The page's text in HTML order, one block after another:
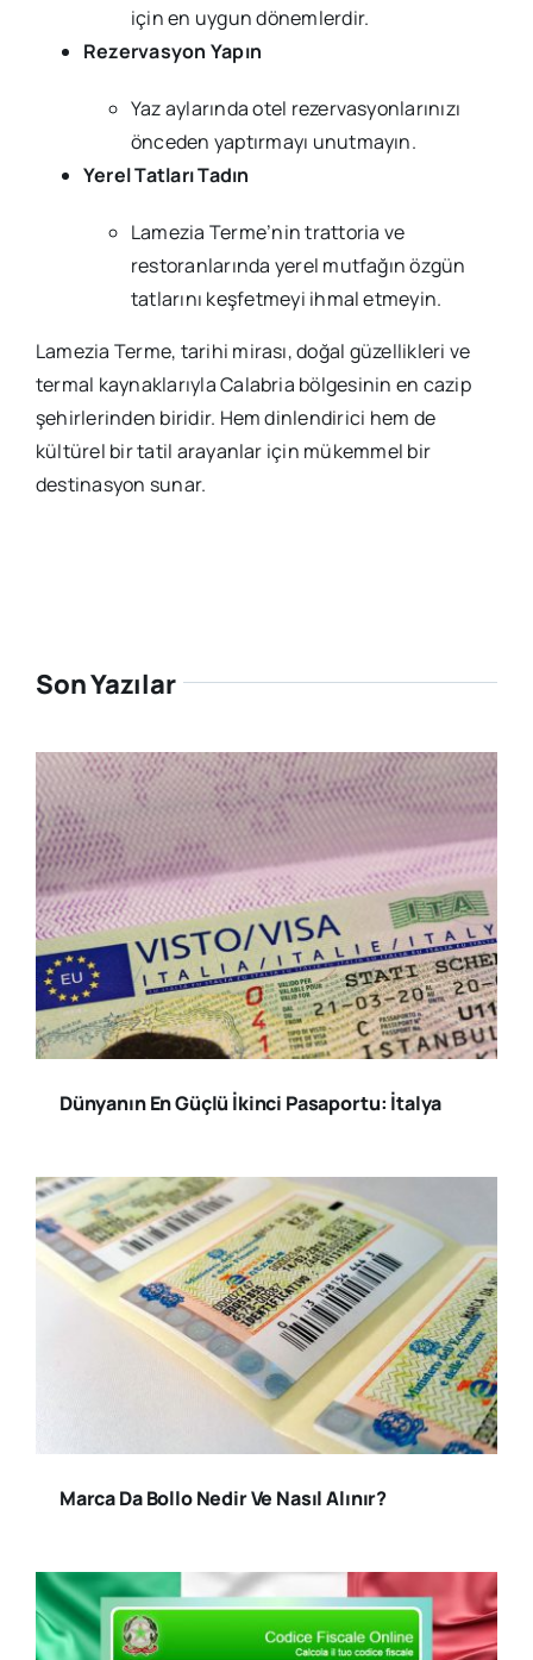
için en uygun dönemlerdir.
Rezervasyon Yapın
Yaz aylarında otel rezervasyonlarınızı
önceden yaptırmayı unutmayın.
Yerel Tatları Tadın
Lamezia Terme’nin trattoria ve
restoranlarında yerel mutfağın özgün
tatlarını keşfetmeyi ihmal etmeyin.
Lamezia Terme, tarihi mirası, doğal güzellikleri ve
termal kaynaklarıyla Calabria bölgesinin en cazip
şehirlerinden biridir. Hem dinlendirici hem de
kültürel bir tatil arayanlar için mükemmel bir
destinasyon sunar.
Son Yazılar
Dünyanın En Güçlü İkinci Pasaportu: İtalya
Marca Da Bollo Nedir Ve Nasıl Alınır?